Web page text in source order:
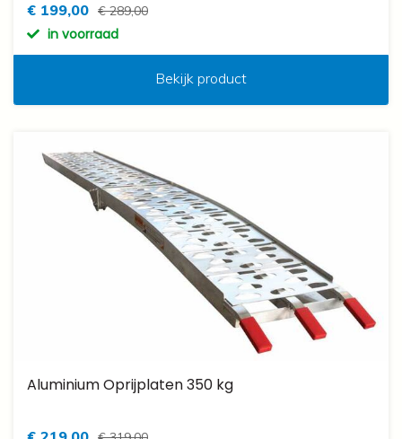
€ 199,00 € 289,00
in voorraad
Bekijk product
Aluminium Oprijplaten 350 kg